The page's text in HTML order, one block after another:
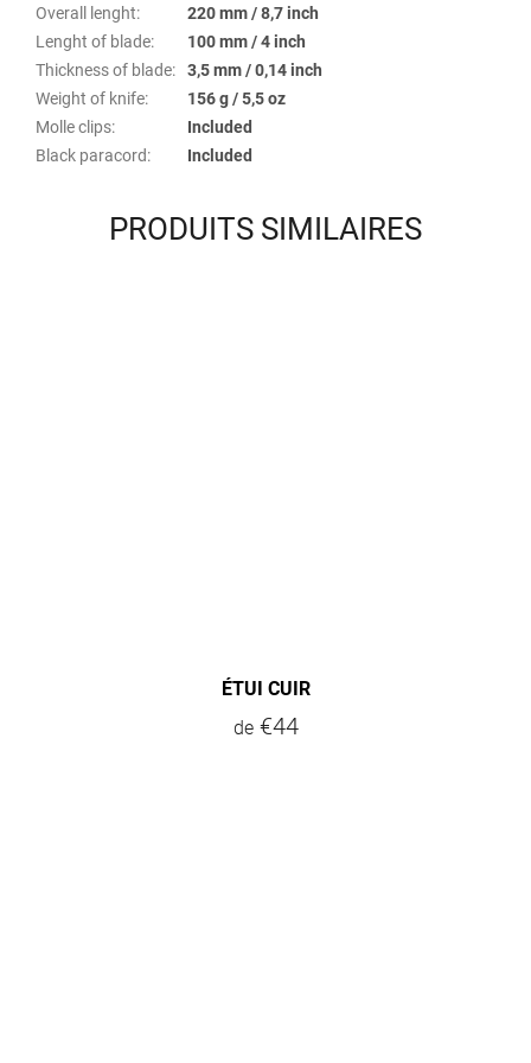
Overall lenght:
220 mm / 8,7 inch
Lenght of blade:
100 mm / 4 inch
Thickness of blade:
3,5 mm / 0,14 inch
Weight of knife:
156 g / 5,5 oz
Molle clips:
Included
Black paracord: Included
PRODUITS SIMILAIRES
ÉTUI CUIR
de€44